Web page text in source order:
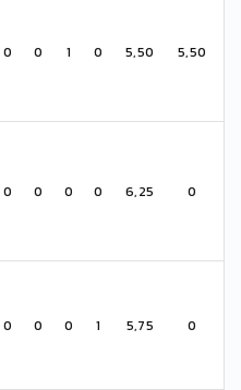
0 0 1 0 5,50 5,50
0 0 0 0 6,25 0
0 0 0 1 5,75 0